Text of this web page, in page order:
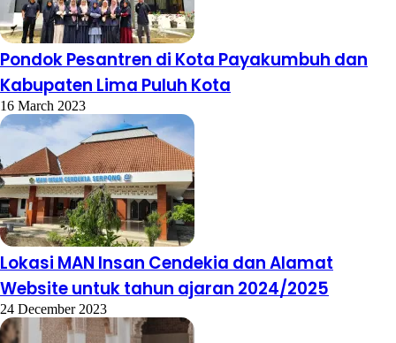
Pondok Pesantren di Kota Payakumbuh dan
Kabupaten Lima Puluh Kota
16 March 2023
Lokasi MAN Insan Cendekia dan Alamat
Website untuk tahun ajaran 2024/2025
24 December 2023